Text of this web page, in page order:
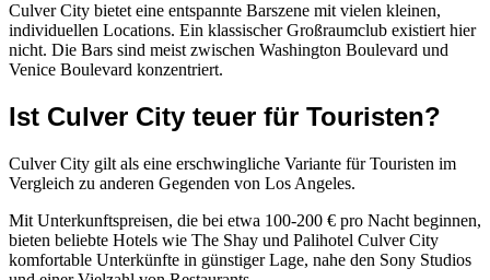
Culver City bietet eine entspannte Barszene mit vielen kleinen,
individuellen Locations. Ein klassischer Großraumclub existiert hier
nicht. Die Bars sind meist zwischen Washington Boulevard und
Venice Boulevard konzentriert.
Ist Culver City teuer für Touristen?
Culver City gilt als eine erschwingliche Variante für Touristen im
Vergleich zu anderen Gegenden von Los Angeles.
Mit Unterkunftspreisen, die bei etwa 100-200 € pro Nacht beginnen,
bieten beliebte Hotels wie The Shay und Palihotel Culver City
komfortable Unterkünfte in günstiger Lage, nahe den Sony Studios